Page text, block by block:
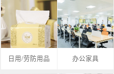
日用/劳防用品 办公家具